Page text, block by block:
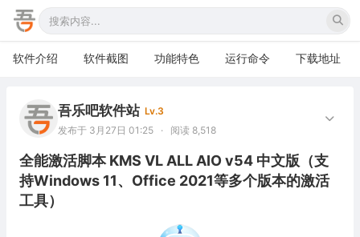
软件介绍 软件截图 功能特色 运行命令 下载地址
吾乐吧软件站 Lv.3
发布于 3月27日 01:25
· 阅读 8,518
全能激活脚本 KMS VL ALL AIO v54 中文版（支
持Windows 11、Office 2021等多个版本的激活
工具）